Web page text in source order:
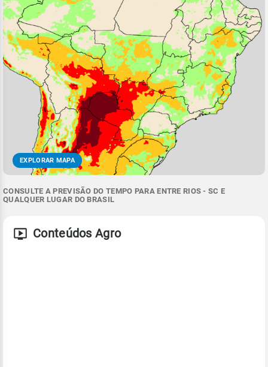
EXPLORAR MAPA
CONSULTE A PREVISÃO DO TEMPO PARA ENTRE RIOS - SC E
QUALQUER LUGAR DO BRASIL
Conteúdos Agro